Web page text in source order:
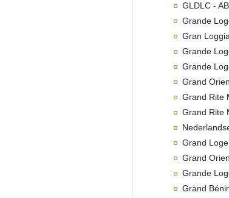
GLDLC -
Grande
Gran
Grande
Grande
Grand
Grand Rite
Grand Rite
Grand
Grand
Grande
Grand